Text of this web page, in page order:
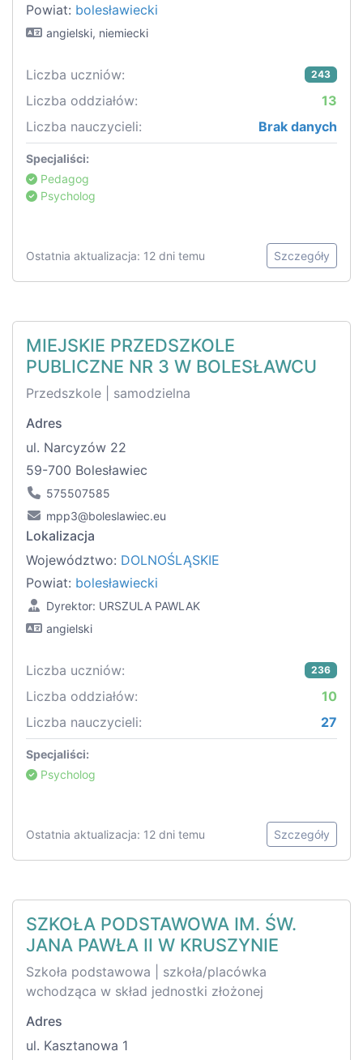
Powiat: bolesławiecki
angielski, niemiecki
Liczba uczniów: 243
Liczba oddziałów:
13
Liczba nauczycieli:
Brak danych
Specjaliści:
Pedagog
Psycholog
Ostatnia aktualizacja: 12 dni temu Szczegóły
MIEJSKIE PRZEDSZKOLE
PUBLICZNE NR 3 W BOLESŁAWCU
Przedszkole | samodzielna
Adres
ul. Narcyzów 22
59-700 Bolesławiec
575507585
mpp3@boleslawiec.eu
Lokalizacja
Województwo: DOLNOŚLĄSKIE
Powiat: bolesławiecki
Dyrektor: URSZULA PAWLAK
angielski
Liczba uczniów: 236
Liczba oddziałów:
10
Liczba nauczycieli:
27
Specjaliści:
Psycholog
Ostatnia aktualizacja: 12 dni temu Szczegóły
SZKOŁA PODSTAWOWA IM. ŚW.
JANA PAWŁA II W KRUSZYNIE
Szkoła podstawowa | szkoła/placówka
wchodząca w skład jednostki złożonej
Adres
ul. Kasztanowa 1